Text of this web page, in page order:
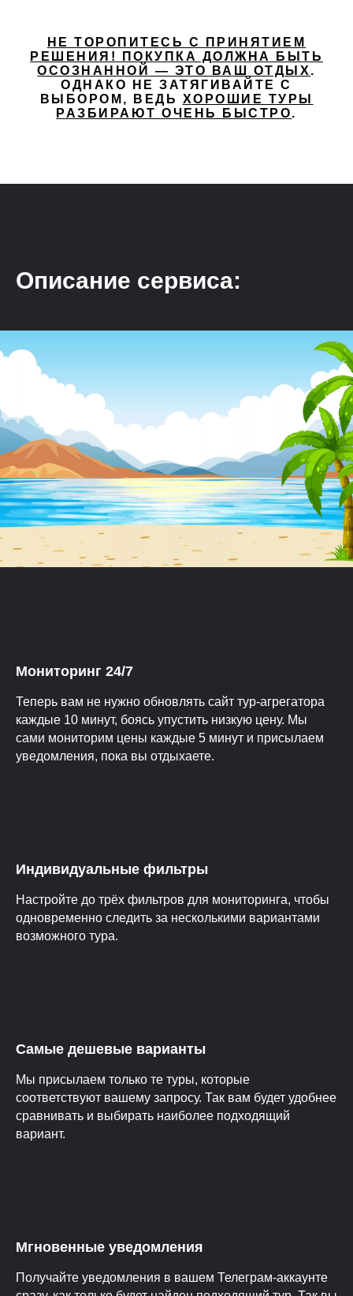
НЕ ТОРОПИТЕСЬ С ПРИНЯТИЕМ
РЕШЕНИЯ! ПОКУПКА ДОЛЖНА БЫТЬ
ОСОЗНАННОЙ — ЭТО ВАШ ОТДЫХ .
ОДНАКО НЕ ЗАТЯГИВАЙТЕ С
ВЫБОРОМ, ВЕДЬ ХОРОШИЕ ТУРЫ
РАЗБИРАЮТ ОЧЕНЬ БЫСТРО.
Описание сервиса:
Мониторинг 24/7
Теперь вам не нужно обновлять сайт тур-агрегатора
каждые 10 минут, боясь упустить низкую цену. Мы
сами мониторим цены каждые 5 минут и присылаем
уведомления, пока вы отдыхаете.
Индивидуальные фильтры
Настройте до трёх фильтров для мониторинга, чтобы
одновременно следить за несколькими вариантами
возможного тура.
Самые дешевые варианты
Мы присылаем только те туры, которые
соответствуют вашему запросу. Так вам будет удобнее
сравнивать и выбирать наиболее подходящий
вариант.
Мгновенные уведомления
Получайте уведомления в вашем Телеграм-аккаунте